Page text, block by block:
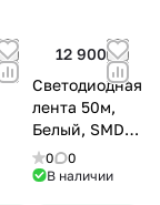
12 900 ₽
Светодиодная
лента 50м,
Белый, SMD-
2835
0
0
В наличии